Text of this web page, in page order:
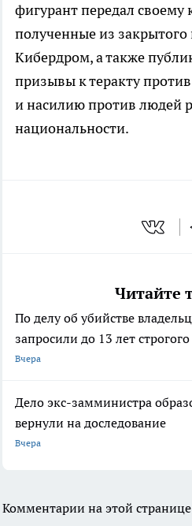
фигурант передал своему
полученные из закрытого
Кибердром, а также
призывы к теракту
и насилию против людей
национальности.
Читайте
По делу об убийстве
запросили до 13 лет
Вчера
Дело экс-замминистра
вернули на доследование
Вчера
Комментарии на этой